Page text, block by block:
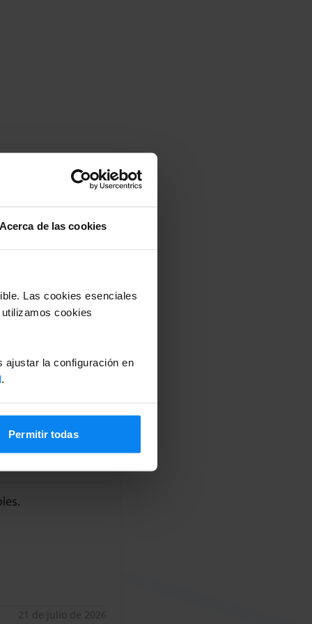
Acerca de las cookies
Las cookies esenciales
cookies
ajustar la configuración en
.
Permitir todas
21 de julio de 2026